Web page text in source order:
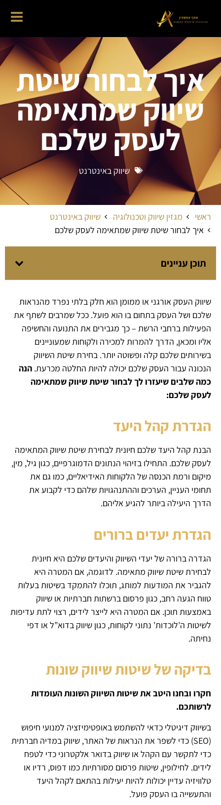
איך לבחור שיטת
שיווק שמתאימה
לעסק שלכם
שיווק באינטרנט
ראשי מגזין שיווק וטכנולוגיה
שיווק באינטרנט
איך לבחור שיטת שיווק שמתאימה לעסק שלכם
תוכן עניינים
שיווק העסק אורגני או ממומן הוא חלק בלתי נפרד מהנראות
שלכם ושל העסק בתחום בו הוא פועל. ככל שמרבים לשתף את
הפעילות ברחבי הרשת – כך מגבירים את התנועה והחשיפה
אליו ומכאן, הדרך להמרות למכירה ולקוחות שמעוניינים
בשירותים שלכם קלה ופשוטה יותר. בחירת שיטת השיווק
הנכונה עבור העסק שלכם יכולה להיות החלטה מכרעת. הנה
כמה שלבים שיעזרו לך לבחור שיטת שיווק שמתאימה
לעסק שלכם:
הגדרת קהל היעד
הבנת קהל היעד שלכם חיונית לבחירת שיטת שיווק המתאימה
לעסק שלכם. התחילו בזיהוי הנתונים הדמוגרפיים, כגון גיל, מין,
מיקום ורמת הכנסה של הלקוחות האידיאליים, כמו גם את
תחומי העניין, הערכים וההתנהגויות שלהם כדי לקבוע את
הדרך היעילה ביותר להגיע אליהם.
הגדרת יעדים ברורים
הגדרה ברורה של יעדי השיווק והיעדים שלכם היא חיונית
לבחירת שיטת שיווק מתאימה. לדוגמה, אם המטרה היא
להגביר את המודעות למותג, תוכלו להתמקד בשיטות בעלות
טווח הגעה רחב, כגון פרסום ברשתות חברתיות או שיווק
באמצעות תוכן. אם המטרה היא לייצר לידים, רצוי לתת עדיפות
לשיטות ה’לוכדות’ נתוני לקוחות, כגון שיווק בדוא”ל או דפי
נחיתה.
בדיקה של שיטות שיווק שונות
חקרו ובחנו היטב את שיטות השיווק השונות העומדות
לרשותכם.
בשיווק דיגיטלי כדאי להשתמש באופטימיזציה למנועי חיפוש
(SEO) כדי לשפר את הנראות של האתר, שיווק במדיה חברתית
כדי לתקשר עם הקהל או שיווק בדואר אלקטרוני כדי לטפח
לידים. לחילופין, שיטות פרסום מסורתיות כמו דפוס, רדיו או
טלוויזיה עדיין יכולות להיות יעילות בהתאם לקהל היעד
והתעשייה בו העסק פועל.